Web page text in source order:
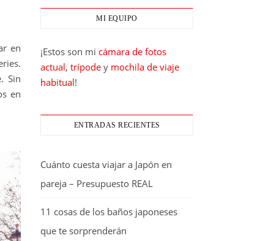
en
Sin
en
MI EQUIPO
¡Estos son mi cámara de fotos
actual, trípode y mochila de viaje
habitual!
ENTRADAS RECIENTES
Cuánto cuesta viajar a Japón en
pareja – Presupuesto REAL
11 cosas de los baños japoneses
que te sorprenderán